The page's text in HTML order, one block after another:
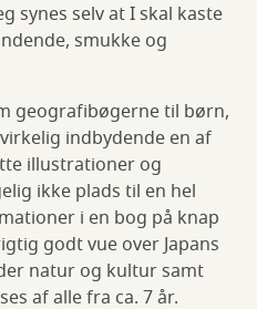
synes selv at I skal kaste
smukke og
geografibøgerne til børn,
indbydende en af
illustrationer og
ikke plads til en hel
i en bog på knap
godt vue over Japans
natur og kultur samt
af alle fra ca. 7 år.